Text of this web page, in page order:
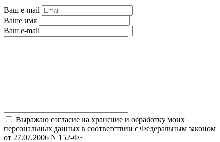
Ваш e-mail
Ваше имя
Ваш e-mail
Выражаю согласие на хранение и обработку моих
персональных данных в соответствии с Федеральным законом
от 27.07.2006 N 152-ФЗ